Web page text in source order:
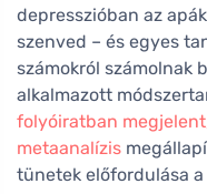
depresszióban az
szenved – és egyes
számokról számolnak
alkalmazott
folyóiratban
metaanalízis
tünetek előfordulása